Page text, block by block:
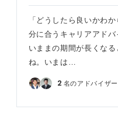
まったく内定が取れず
人もいました。就職す
でやってみた結果、そ
っていました。
選択肢の一つとして、卒
就活を継続する方法も
業担当者は多いと思いま
「どうしたら良いかわ
分に合うキャリアアド
いままの期間が長くな
ね。いまは…
2 名のアドバイザ